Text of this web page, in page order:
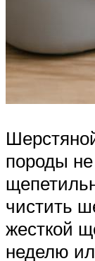
породы
чистить
жесткой
неделю